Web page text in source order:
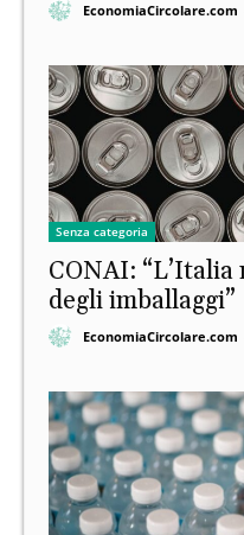
EconomiaCircolare.com
Senza categoria
CONAI:
degli imballaggi”
EconomiaCircolare.com